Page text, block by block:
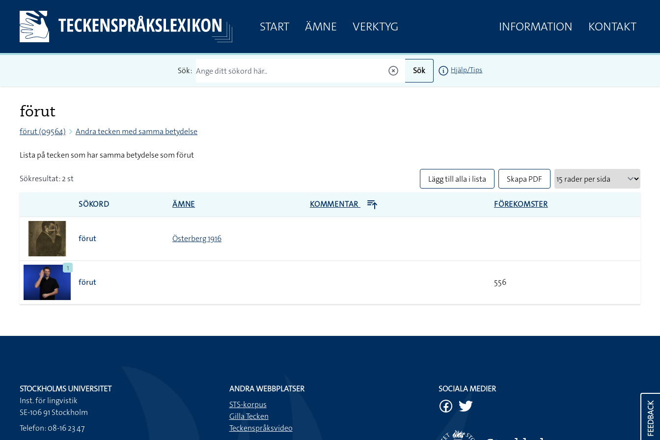
START ÄMNE VERKTYG INFORMATION KONTAKT
Sök: Sök Hjälp/Tips
förut
förut (09564) Andra tecken med samma betydelse
Lista på tecken som har samma betydelse som förut
Sökresultat: 2 st Lägg till alla i lista Skapa PDF
SÖKORD ÄMNE KOMMENTAR FÖREKOMSTER
förut Österberg 1916
1
förut 556
FEEDBACK
STOCKHOLMS UNIVERSITET
Inst. för lingvistik
SE-106 91 Stockholm
Telefon: 08-16 23 47
ANDRA WEBBPLATSER
STS-korpus
Gilla Tecken
Teckenspråksvideo
SOCIALA MEDIER